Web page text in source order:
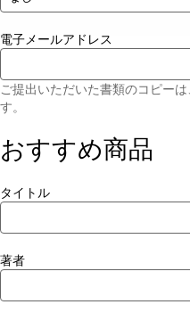
電子メールアドレス
ご提出いただいた書類のコピー
す。
おすすめ商品
タイトル
著者